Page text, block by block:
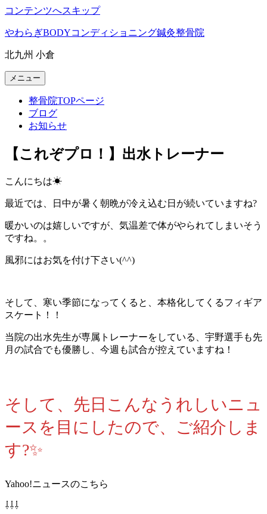
コンテンツへスキップ
やわらぎBODYコンディショニング鍼灸整骨院
北九州 小倉
メニュー
整骨院TOPページ
ブログ
お知らせ
【これぞプロ！】出水トレーナー
こんにちは☀
最近では、日中が暑く朝晩が冷え込む日が続いていますね?
暖かいのは嬉しいですが、気温差で体がやられてしまいそう
ですね。。
風邪にはお気を付け下さい(^^)
そして、寒い季節になってくると、本格化してくるフィギア
スケート！！
当院の出水先生が専属トレーナーをしている、宇野選手も先
月の試合でも優勝し、今週も試合が控えていますね！
そして、先日こんなうれしいニュ
ースを目にしたので、ご紹介しま
す?✨
Yahoo!ニュースのこちら
⇩⇩⇩